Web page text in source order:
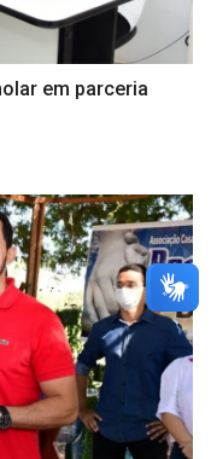
em parceria